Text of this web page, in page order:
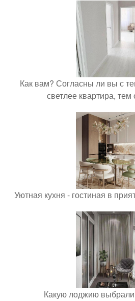
Как вам? Согласны ли вы с
светлее квартира,
Уютная кухня - гостиная в
Какую лоджию